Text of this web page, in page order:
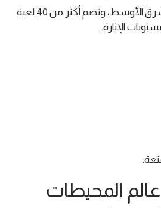
، إحدى أكبر الحدائق المائية في الشرق الأوسط، وتضم أكثر من 40 لعبة
الإثارة.
المحيطات